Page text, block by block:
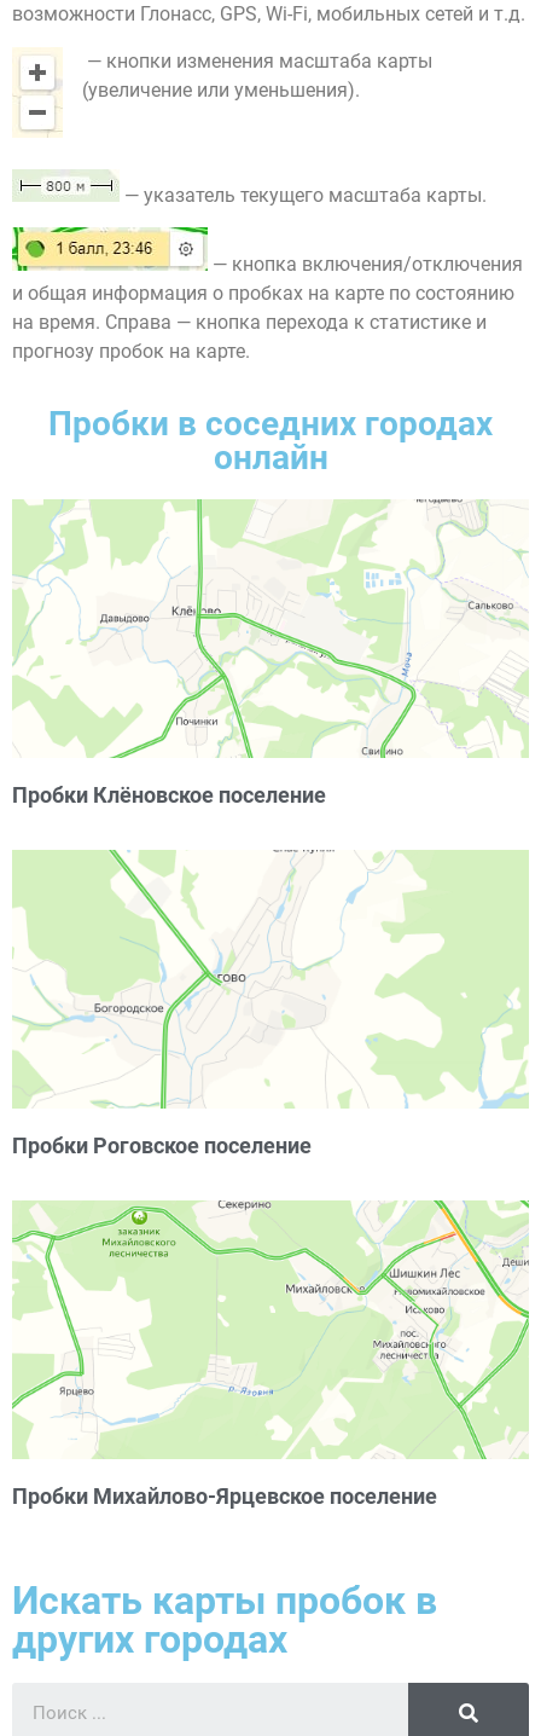
возможности Глонасс, GPS, Wi-Fi, мобильных сетей и т.д.
— кнопки изменения масштаба карты
(увеличение или уменьшения).
— указатель текущего масштаба карты.
— кнопка включения/отключения
и общая информация о пробках на карте по состоянию
на время. Справа — кнопка перехода к статистике и
прогнозу пробок на карте.
Пробки в соседних городах
онлайн
Пробки Клёновское поселение
Пробки Роговское поселение
Пробки Михайлово-Ярцевское поселение
Искать карты пробок в
других городах